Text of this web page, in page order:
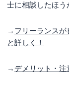
士に相談したほう
→ フリーランス
と詳しく！
→ デメリット・注